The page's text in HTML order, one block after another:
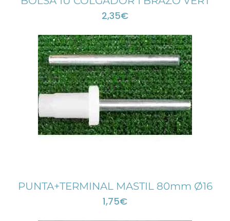
2,35€
PUNTA+TERMINAL MASTIL 80mm Ø16
1,75€